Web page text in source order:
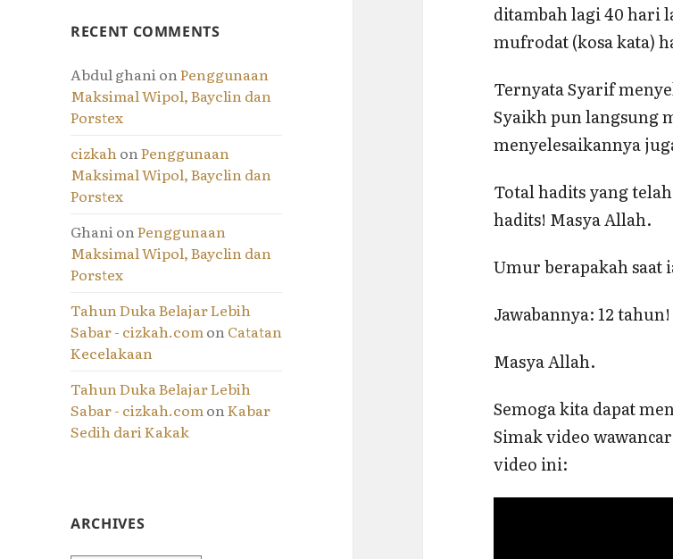
RECENT COMMENTS
Abdul ghanionPenggunaan
Maksimal Wipol, Bayclin dan
Porstex
cizkahonPenggunaan
Maksimal Wipol, Bayclin dan
Porstex
GhanionPenggunaan
Maksimal Wipol, Bayclin dan
Porstex
Tahun Duka Belajar Lebih
Sabar - cizkah.comonCatatan
Kecelakaan
Tahun Duka Belajar Lebih
Sabar - cizkah.comonKabar
Sedih dari Kakak
ARCHIVES
ditambah lagi 40
mufrodat (kosa kata)
Ternyata Syarif
Syaikh pun langsung
menyelesaikannya
Total hadits yang
hadits! Masya Allah.
Umur berapakah saat
Jawabannya: 12 tahun!
Masya Allah.
Semoga kita dapat
Simak video
video ini: